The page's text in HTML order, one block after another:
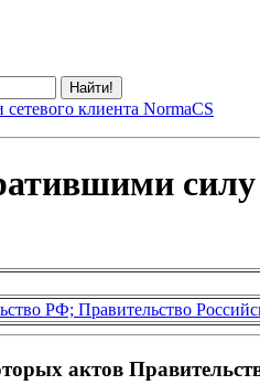
сетевого клиента NormaCS
РФ; Правительство
актов